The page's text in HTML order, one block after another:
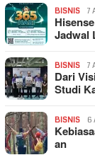
BISNIS 7
Jadwal
BISNIS 7
Dari
Studi
BISNIS 6
an